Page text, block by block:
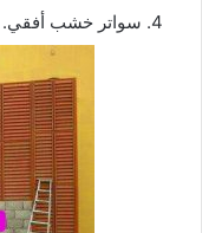
سواتر خشب أفقي.